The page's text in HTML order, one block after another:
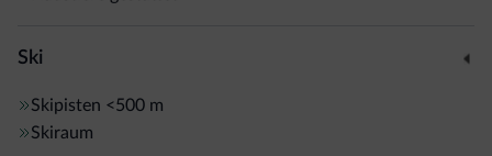
Ski
Skipisten <500 m
Skiraum